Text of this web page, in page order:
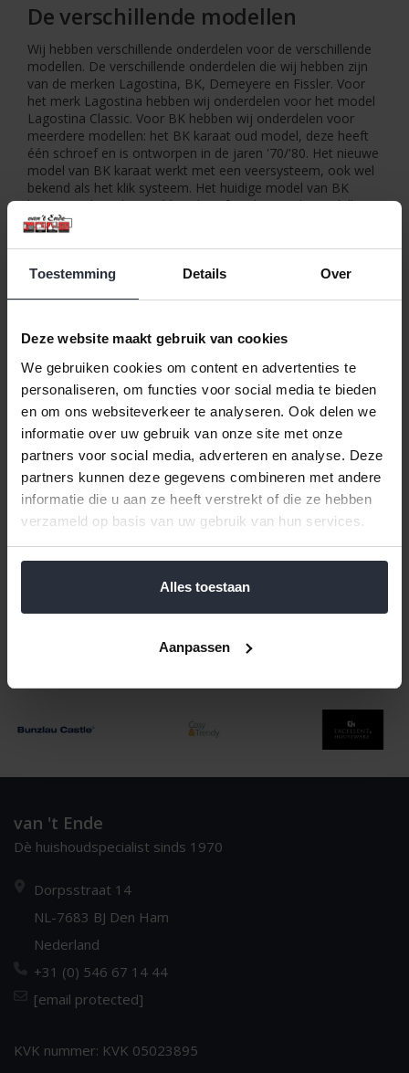
Toestemming Details Over
Deze website maakt gebruik van cookies
We gebruiken cookies om content en advertenties te
personaliseren, om functies voor social media te bieden
en om ons websiteverkeer te analyseren. Ook delen we
informatie over uw gebruik van onze site met onze
partners voor social media, adverteren en analyse. Deze
partners kunnen deze gegevens combineren met andere
informatie die u aan ze heeft verstrekt of die ze hebben
verzameld op basis van uw gebruik van hun services.
Alles toestaan
Aanpassen
De verschillende modellen
Wij hebben verschillende onderdelen voor de verschillende
modellen. De verschillende onderdelen die wij hebben zijn
van de merken Lagostina, BK, Demeyere en Fissler. Voor
het merk Lagostina hebben wij onderdelen voor het model
Lagostina Classic. Voor BK hebben wij onderdelen voor
meerdere modellen: het BK karaat oud model, deze heeft
één schroef en is ontworpen in de jaren '70/'80. Het nieuwe
model van BK karaat werkt met een veersysteem, ook wel
bekend als het klik systeem. Het huidige model van BK
karaat werkt ook met één schroef. Ook voor de modellen
BK Q-linair Classic en BK Conical Cool bieden wij diverse
merk Silvinok.
Diverse onderdelen voor ieder model
Wij hebben verschillende onderdelen voor de verschillende
modellen. Voor de Lagostina Classic bieden wij handgrepen
en dekselknoppen. Voor de BK pannen bieden wij
verschillende onderdelen aan voor meerdere modellen.
Voor het oude, huidige en nieuwe model van BK karaat
bieden wij handgrepen aan in verschillende maten. Voor het
model BK Q-linair Classic hebben wij handgrepen, stelen en
dekselknoppen.
Scherp geprijsde onderdelen
Naast dat wij een zeer ruim aanbod hebben aan
onderdelen, zoals grepen en stelen, voor verschillende
merken kookpannen en snelkookpannen, zijn onze
onderdelen ook nog eens zeer scherp geprijsd. Daarnaast
zijn de meeste onderdelen uit voorraad leverbaar.
Ruime keuze uit verschillende merken en modellen
van 't Ende
Dè huishoudspecialist sinds 1970
Dorpsstraat 14
NL-7683 BJ Den Ham
Nederland
+31 (0) 546 67 14 44
[email protected]
KVK nummer: KVK 05023895